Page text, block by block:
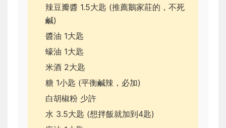
辣豆瓣醬 1.5大匙 (推薦鵝家莊的，不死
鹹)
醬油 1大匙
蠔油 1大匙
米酒 2大匙
糖 1小匙 (平衡鹹辣，必加)
白胡椒粉 少許
水 3.5大匙 (想拌飯就加到4匙)